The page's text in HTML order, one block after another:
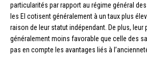
particularités par rapport au régime général
les EI cotisent généralement à un taux plus
raison de leur statut indépendant. De plus, leur
généralement moins favorable que celle des
pas en compte les avantages liés à